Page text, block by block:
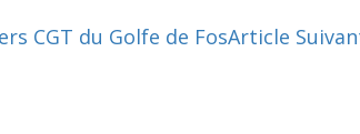
CGT du Golfe de FosArticle